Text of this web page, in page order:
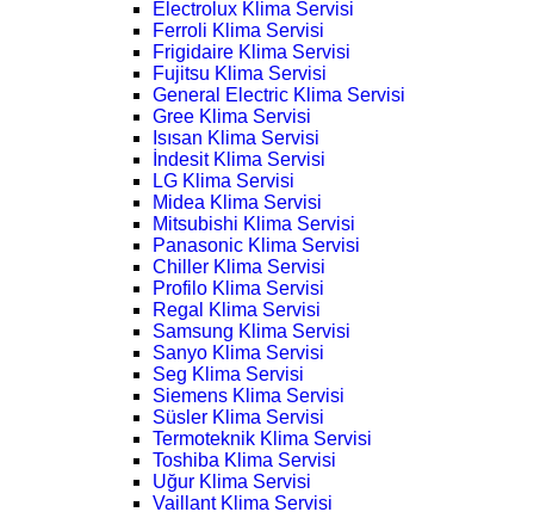
Electrolux Klima Servisi
Ferroli Klima Servisi
Frigidaire Klima Servisi
Fujitsu Klima Servisi
General Electric Klima Servisi
Gree Klima Servisi
Isısan Klima Servisi
İndesit Klima Servisi
LG Klima Servisi
Midea Klima Servisi
Mitsubishi Klima Servisi
Panasonic Klima Servisi
Chiller Klima Servisi
Profilo Klima Servisi
Regal Klima Servisi
Samsung Klima Servisi
Sanyo Klima Servisi
Seg Klima Servisi
Siemens Klima Servisi
Süsler Klima Servisi
Termoteknik Klima Servisi
Toshiba Klima Servisi
Uğur Klima Servisi
Vaillant Klima Servisi